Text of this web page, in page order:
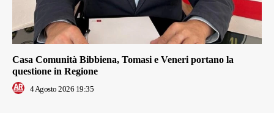
Casa Comunità Bibbiena, Tomasi e Veneri portano la
questione in Regione
4 Agosto 2026 19:35